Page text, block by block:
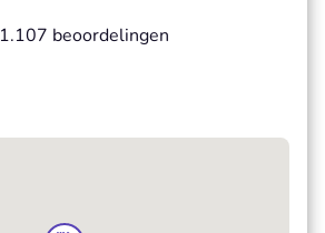
1.107 beoordelingen